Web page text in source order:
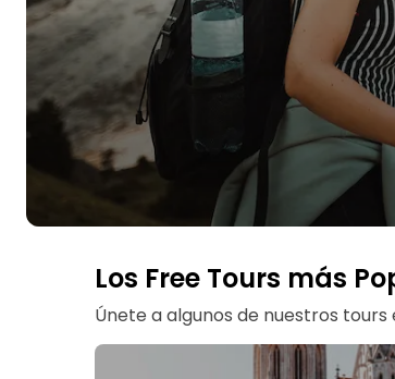
Los Free Tours más
Únete a algunos de nuestros tours